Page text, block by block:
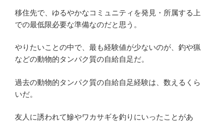
移住先で、ゆるやかなコミュニティを発見・所属する上
での最低限必要な準備なのだと思う。
やりたいことの中で、最も経験値が少ないのが、釣や猟
などの動物的タンパク質の自給自足だ。
過去の動物的タンパク質の自給自足経験は、数えるくら
いだ。
友人に誘われて鰺やワカサギを釣りにいったことがあ